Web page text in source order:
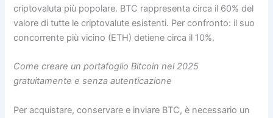
criptovaluta più popolare. BTC rappresenta circa il 60% del
valore di tutte le criptovalute esistenti. Per confronto: il suo
concorrente più vicino (ETH) detiene circa il 10%.
Come creare un portafoglio Bitcoin nel 2025
gratuitamente e senza autenticazione
Per acquistare, conservare e inviare BTC, è necessario un